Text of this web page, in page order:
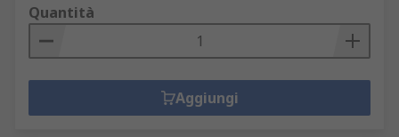
Quantità
Aggiungi